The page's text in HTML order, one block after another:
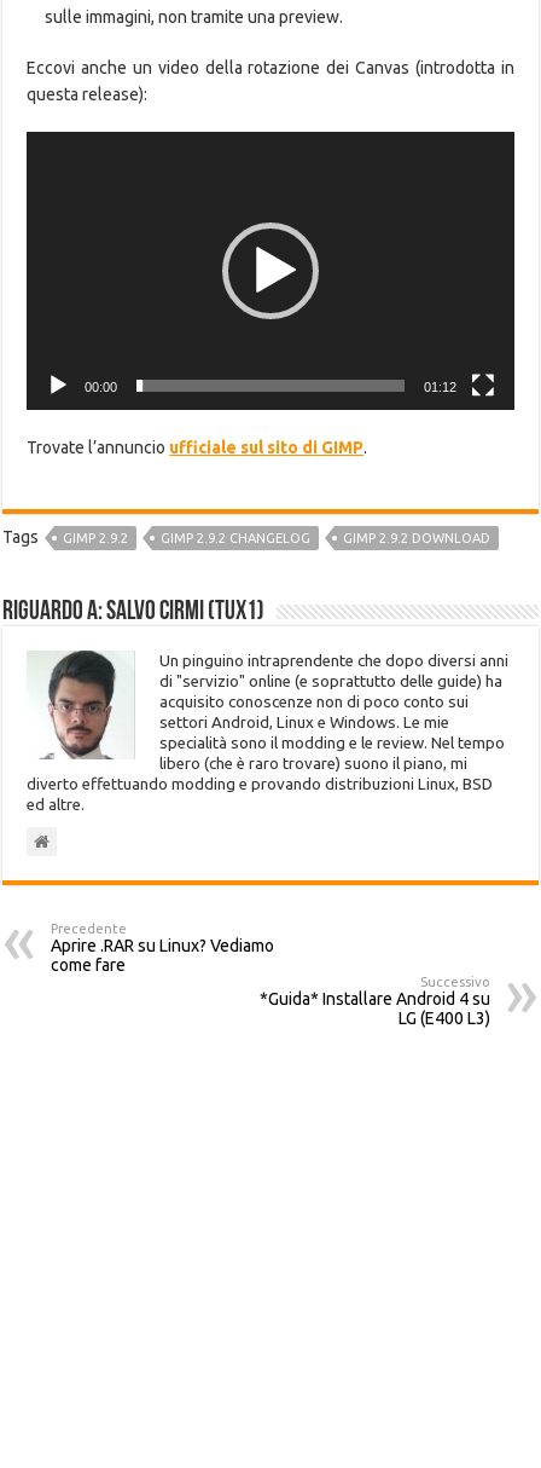
sulle immagini, non tramite una preview.
Eccovi anche un video della rotazione dei Canvas (introdotta in
questa release):
00:00 01:12
Trovate l’annuncio ufficiale sul sito di GIMP.
Tags GIMP 2.9.2 GIMP 2.9.2 CHANGELOG GIMP 2.9.2 DOWNLOAD
Riguardo a: Salvo Cirmi (Tux1)
Un pinguino intraprendente che dopo diversi anni
di "servizio" online (e soprattutto delle guide) ha
acquisito conoscenze non di poco conto sui
settori Android, Linux e Windows. Le mie
specialità sono il modding e le review. Nel tempo
libero (che è raro trovare) suono il piano, mi
diverto effettuando modding e provando distribuzioni Linux, BSD
ed altre.
Precedente
Aprire .RAR su Linux? Vediamo
come fare
Successivo
*Guida* Installare Android 4 su
LG (E400 L3)